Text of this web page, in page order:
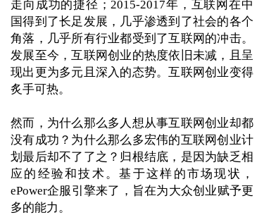
i
o
走向成功的捷径；2015-2017年，互联网在中
国得到了长足发展，几乎渗透到了社会的各个
角落，几乎所有行业都受到了互联网的冲击。
发展至今，互联网创业的热度依旧未减，且呈
现出更为多元且深入的态势。互联网创业变得
炙手可热。
然而，为什么那么多人想从事互联网创业却都
没有成功？为什么那么多宏伟的互联网创业计
划最后却不了了之？归根结底，是因为缺乏相
应的经验和技术。基于这样的市场现状，
ePower企服引擎来了，旨在为大众创业赋予更
多的能力。